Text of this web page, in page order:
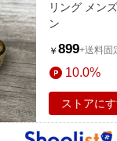
リング メン
ン
￥ 899+送料固
10.0%
ストアに